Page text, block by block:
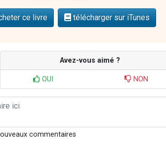
ce livre télécharger sur iTunes
Avez-vous aimé ?
OUI NON
commentaires